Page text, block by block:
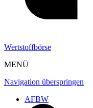
Wertstoffbörse
MENÜ
Navigation überspringen
AFBW